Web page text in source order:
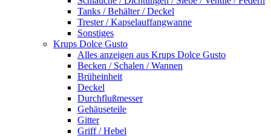
Tanks / Behälter / Deckel
Trester / Kapselauffangwanne
Sonstiges
Krups Dolce Gusto
Alles anzeigen aus Krups Dolce Gusto
Becken / Schalen / Wannen
Brüheinheit
Deckel
Durchflußmesser
Gehäuseteile
Gitter
Griff / Hebel